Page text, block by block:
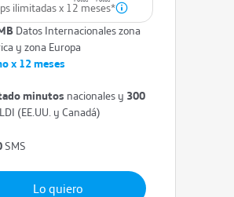
ilimitadas x 12 meses*
Datos Internacionales zona
y zona Europa
x 12 meses
minutos nacionales y 300
LDI (EE.UU. y Canadá)
SMS
Lo quiero